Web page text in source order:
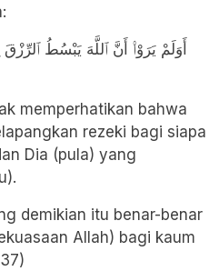
أَوَلَمْ يَرَوْا۟ أَنَّ ٱللَّهَ يَبْسُطُ
memperhatikan bahwa
rezeki bagi siapa
Dia (pula) yang
demikian itu benar-benar
Allah) bagi kaum